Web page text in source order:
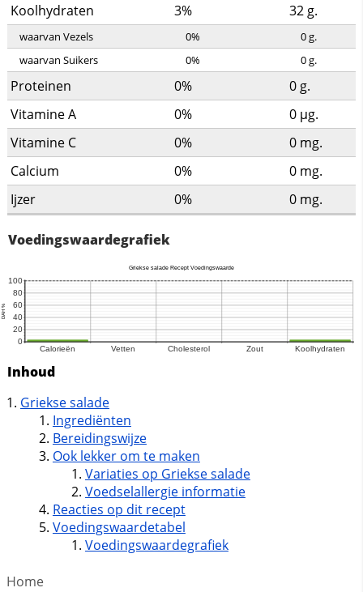
Koolhydraten 3% 32 g.
waarvan Vezels 0% 0g.
waarvan Suikers
0% 0g.
Proteinen 0% 0 g.
Vitamine A
0% 0 µg.
Vitamine C
0% 0 mg.
Calcium
0% 0 mg.
Ijzer
0% 0 mg.
Voedingswaardegrafiek
Inhoud
Griekse salade
Ingrediënten
Bereidingswijze
Ook lekker om te maken
Variaties op Griekse salade
Voedselallergie informatie
Reacties op dit recept
Voedingswaardetabel
Voedingswaardegrafiek
Home